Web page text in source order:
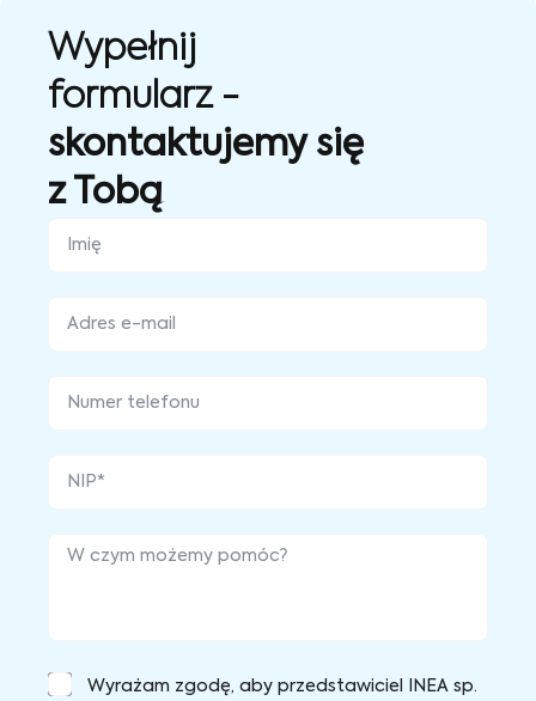
Wypełnij
formularz -
skontaktujemy się
z Tobą
Wyrażam zgodę, aby przedstawiciel INEA sp.